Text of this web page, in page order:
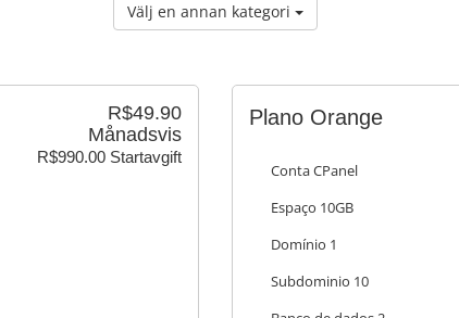
Välj en annan kategori
R$49.90
Månadsvis
R$990.00 Startavgift
Plano Orange
Conta CPanel
Espaço 10GB
Domínio 1
Subdominio 10